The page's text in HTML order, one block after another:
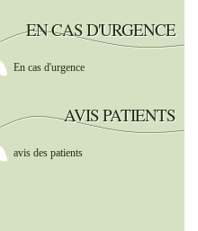
EN CAS D'URGENCE
En cas d'urgence
AVIS PATIENTS
avis des patients